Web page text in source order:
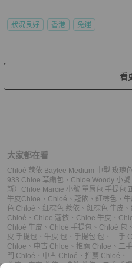
狀況良好 香港 免運
看
大家都在看
Chloé 蔻依 Baylee Medium 中型 玫瑰
933 Chloe 草編包 、 Chloe Woody 小號
新）Chloe Marcie 小號 單肩包 手提包
牛皮Chloe 、 Chloé 、 蔻依 、 紅棕色 、
色 Chloé 、 紅棕色 蔻依 、 紅棕色 牛皮 、
Chloé 、 Chloe 蔻依 、 Chloe 牛皮 、
Chloé 牛皮 、 Chloé 手提包 、 Chloé 包 、
皮 手提包 、 牛皮 包 、 手提包 包 、 二手
Chloe 、 中古 Chloe 、 推薦 Chloe 、 二
門 Chloé 、 中古 Chloé 、 推薦 Chloé 、
蔻依、中古 蔻依、推薦 蔻依、二手 手